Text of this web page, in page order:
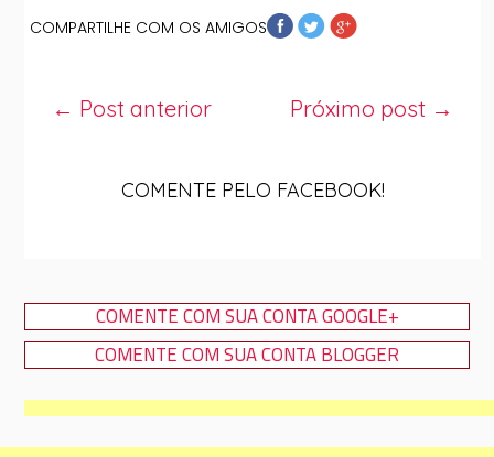
COMPARTILHE COM OS AMIGOS
Próximo post →
← Post anterior
COMENTE PELO FACEBOOK!
COMENTE COM SUA CONTA GOOGLE+
COMENTE COM SUA CONTA BLOGGER